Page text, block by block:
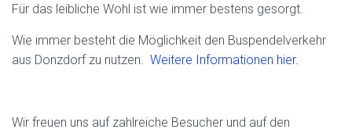
Für das leibliche Wohl ist wie immer bestens gesorgt.
Wie immer besteht die Möglichkeit den Buspendelverkehr
aus Donzdorf zu nutzen.
Weitere Informationen hier.
Wir freuen uns auf zahlreiche Besucher und auf den